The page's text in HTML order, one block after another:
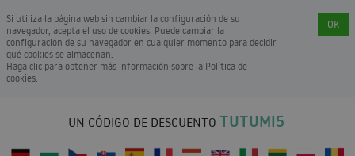
Si utiliza la página web sin cambiar la configuración de su
navegador, acepta el uso de cookies. Puede cambiar la
configuración de su navegador en cualquier momento para decidir
qué cookies se almacenan.
Haga clic para obtener más información sobre la Política de
cookies.
OK
UN CÓDIGO DE DESCUENTO TUTUMI5